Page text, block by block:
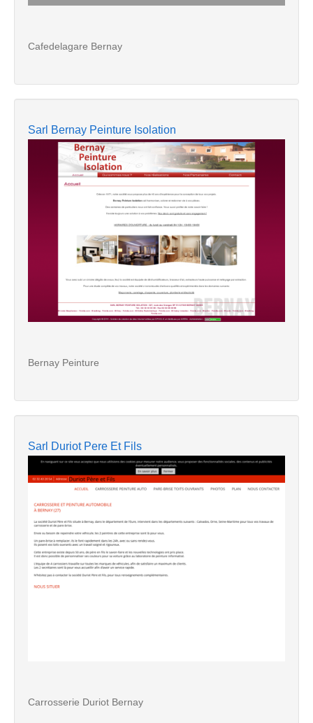
Cafedelagare Bernay
Sarl Bernay Peinture Isolation
Bernay Peinture
Sarl Duriot Pere Et Fils
Carrosserie Duriot Bernay